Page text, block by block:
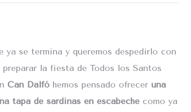
ya se termina y queremos despedirlo con
preparar la fiesta de Todos los Santos
Can Dalfó hemos pensado ofrecer una
tapa de sardinas en escabeche como ya